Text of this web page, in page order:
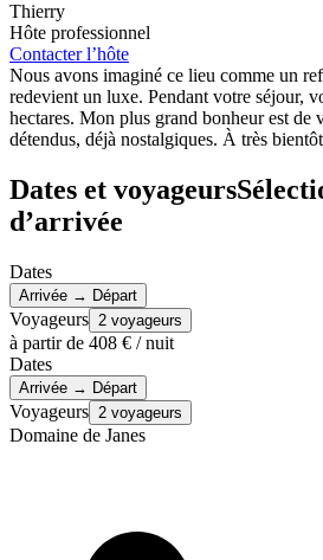
Thierry
Hôte professionnel
Contacter l’hôte
Nous avons imaginé ce lieu comme un
redevient un luxe. Pendant votre séjour,
hectares. Mon plus grand bonheur est de
détendus, déjà nostalgiques. À très
Dates et voyageurs
d’arrivée
Dates
Arrivée → Départ
Voyageurs 2 voyageurs
à partir de 408 € / nuit
Dates
Arrivée → Départ
Voyageurs 2 voyageurs
Domaine de Janes